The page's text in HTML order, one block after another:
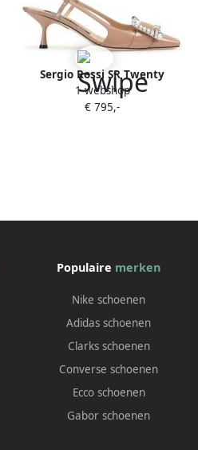
Sergio Rossi SR Twenty
pumps verfraaid met
kristallen Beige
1 webshop
€ 795,-
Populaire merken
Nike schoenen
Adidas schoenen
Clarks schoenen
Converse schoenen
Ecco schoenen
Gabor schoenen